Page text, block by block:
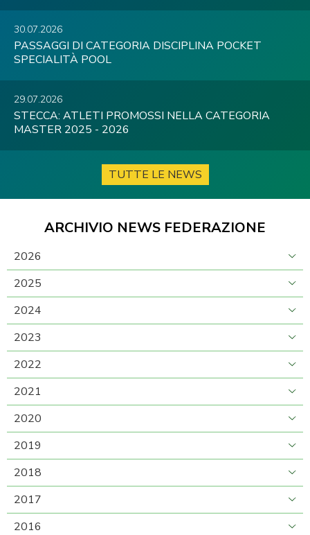
30.07.2026
PASSAGGI DI CATEGORIA DISCIPLINA POCKET
SPECIALITÀ POOL
29.07.2026
STECCA: ATLETI PROMOSSI NELLA CATEGORIA
MASTER 2025 - 2026
TUTTE LE NEWS
ARCHIVIO NEWS FEDERAZIONE
2026
2025
2024
2023
2022
2021
2020
2019
2018
2017
2016